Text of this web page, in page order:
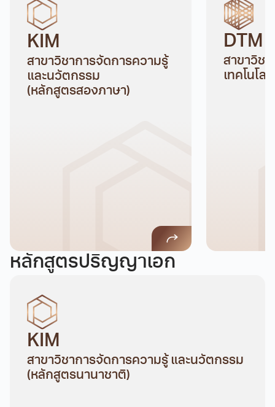
KIM
สาขาวิชาการจัดการความรู้
และนวัตกรรม
(หลักสูตรสองภาษา)
DTM
สาขาวิช
เทคโนโล
หลักสูตรปริญญาเอก
KIM
สาขาวิชาการจัดการความรู้ และนวัตกรรม
(หลักสูตรนานาชาติ)